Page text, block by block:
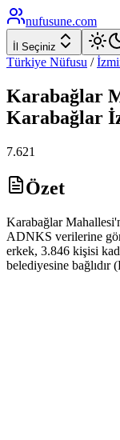
nufusune.com
İl Seçiniz
Türkiye Nüfusu /
Karabağlar
Karabağlar
7.621
Özet
Karabağlar
ADNKS verilerine
erkek, 3.846 kişisi
belediyesine